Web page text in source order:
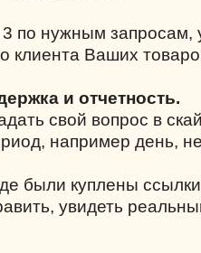
по нужным запросам,
клиента Ваших
и отчетность.
свой вопрос в
например день,
были куплены
увидеть